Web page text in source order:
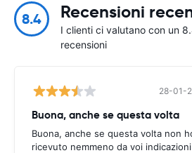
8.4 Recensioni
I clienti ci valutano con un
recensioni
28-01-
Buona, anche se questa volta
Buona, anche se questa volta non
ricevuto nemmeno da voi